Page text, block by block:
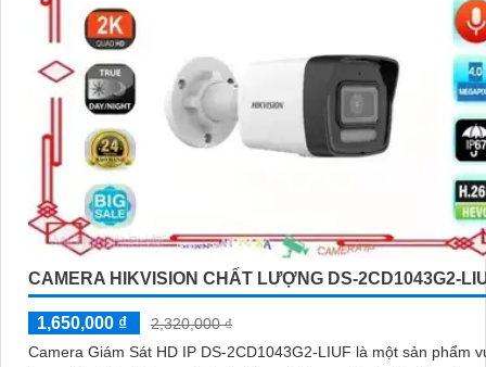
CAMERA HIKVISION CHẤT LƯỢNG DS-2CD1043G2-
1,650,000 ₫
2,320,000 ₫
Camera Giám Sát HD IP DS-2CD1043G2-LIUF là một sản phẩm